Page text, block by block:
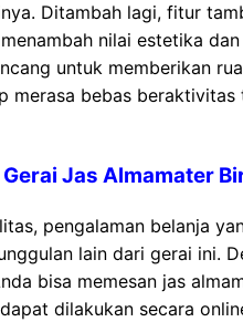
Ditambah lagi, fitur
nilai estetika
untuk memberikan
merasa bebas
Gerai Jas Almamater
pengalaman belanja
lain dari gerai ini.
bisa memesan jas
dilakukan secara